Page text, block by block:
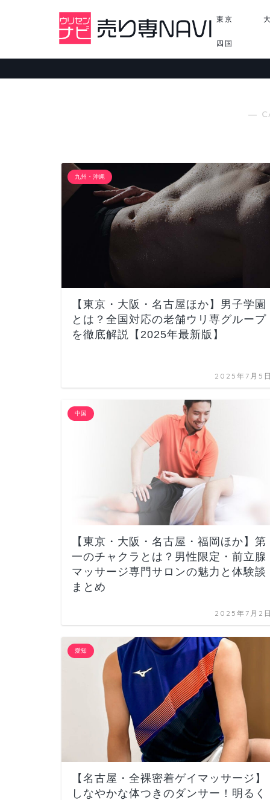
東京
四国
―
九州・沖縄
【東京・大阪・名古屋ほか】男子学園
とは？全国対応の老舗ウリ専グループ
を徹底解説【2025年最新版】
2025年7月5日
中国
【東京・大阪・名古屋・福岡ほか】第
一のチャクラとは？男性限定・前立腺
マッサージ専門サロンの魅力と体験談
まとめ
2025年7月2日
愛知
【名古屋・全裸密着ゲイマッサージ】
しなやかな体つきのダンサー！明るく